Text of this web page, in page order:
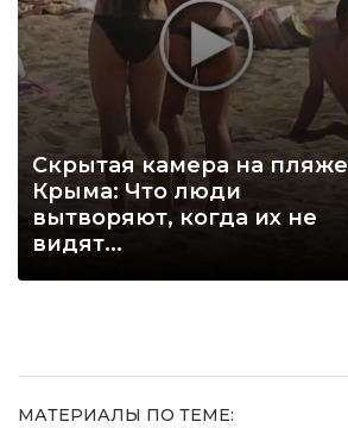
Скрытая камера на пляже
Крыма: Что люди
вытворяют, когда их не
видят...
МАТЕРИАЛЫ ПО ТЕМЕ: